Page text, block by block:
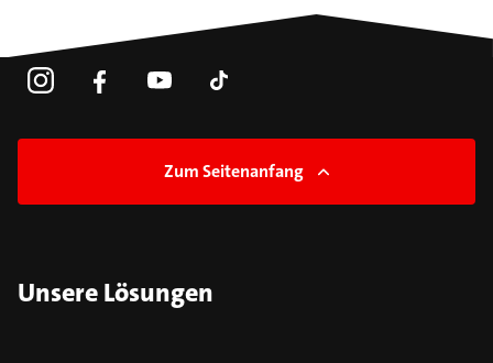
Zum Seitenanfang
Unsere Lösungen